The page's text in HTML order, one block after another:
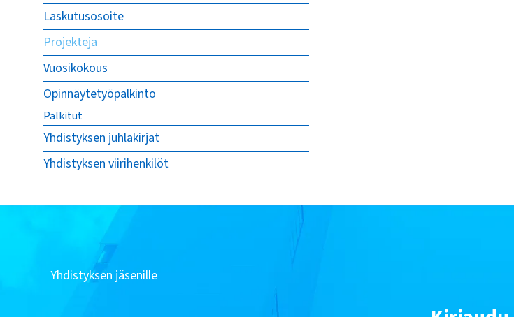
Laskutusosoite
Projekteja
Vuosikokous
Opinnäytetyöpalkinto
Palkitut
Yhdistyksen juhlakirjat
Yhdistyksen viirihenkilöt
Yhdistyksen jäsenille